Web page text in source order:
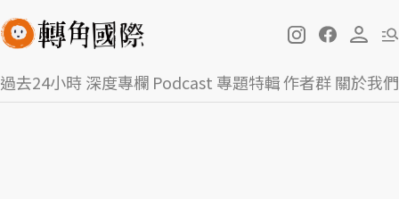
過去24小時深度專欄 Podcast 專題特輯作者群關於我們